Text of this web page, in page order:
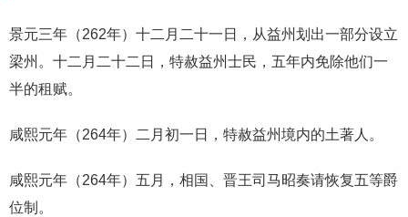
景元三年（262年）十二月二十一日，从益州划出一部分设立
梁州。十二月二十二日，特赦益州士民，五年内免除他们一
半的租赋。
咸熙元年（264年）二月初一日，特赦益州境内的土著人。
咸熙元年（264年）五月，相国、晋王司马昭奏请恢复五等爵
位制。